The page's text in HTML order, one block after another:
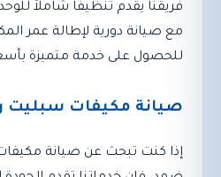
فريقنا يقدم تنظيفاً شاملاً
مع صيانة دورية لإطالة عمر
للحصول على خدمة متميزة
صيانة مكيفات
إذا كنت تبحث عن صيانة